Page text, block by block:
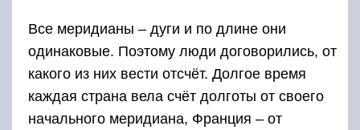
Все меридианы – дуги и по длине они
одинаковые. Поэтому люди договорились, от
какого из них вести отсчёт. Долгое время
каждая страна вела счёт долготы от своего
начального меридиана, Франция – от